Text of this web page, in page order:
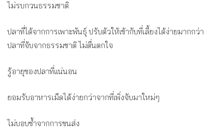
ไม่รบกวนธรรมชาติ
ปลาที่ได้จากการเพาะพันธุ์ ปรับตัวให้เข้ากับที่เลี้ยงได้ง่ายมากกว่า
ปลาที่จับจากธรรมชาติ ไม่ตื่นตกใจ
รู้อายุของปลาที่แน่นอน
ยอมรับอาหารเม็ดได้ง่ายกว่าจากที่เพิ่งจับมาใหม่ๆ
ไม่บอบช้ำจากการขนส่ง